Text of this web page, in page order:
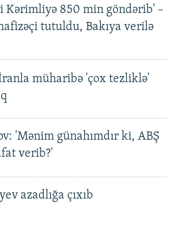
Kərimliyə 850 min göndərib' –
tutuldu, Bakıya verilə
müharibə 'çox tezliklə'
'Mənim günahımdır ki, ABŞ
verib?'
azadlığa çıxıb